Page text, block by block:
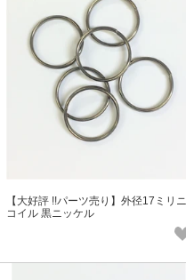
【大好評 !!パーツ売り】外径17ミリニ
コイル 黒ニッケル